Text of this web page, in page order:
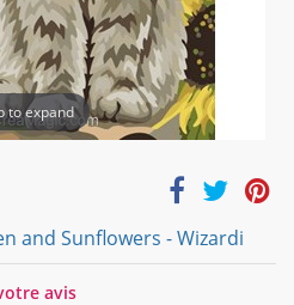
to expand
and Sunflowers - Wizardi
avis